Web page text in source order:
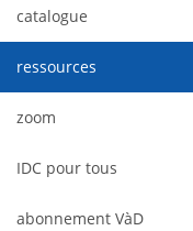
catalogue
ressources
zoom
IDC pour tous
abonnement VàD